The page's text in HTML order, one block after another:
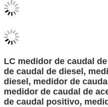
LC medidor de caudal
de caudal de diesel,
diesel, medidor de
medidor de caudal de
de caudal positivo,